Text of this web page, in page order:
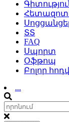
ՏՏ
FAQ
Սպորտ
Օֆթոպ
Բոլոր
...